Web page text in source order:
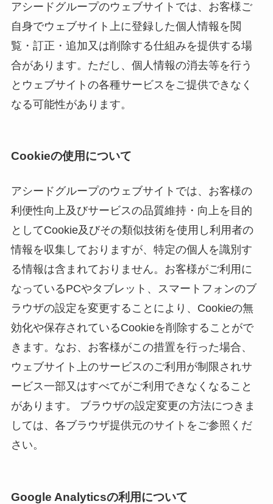
アシードグループのウェブサイトでは、お客様ご
自身でウェブサイト上に登録した個人情報を閲
覧・訂正・追加又は削除する仕組みを提供する場
合があります。ただし、個人情報の消去等を行う
とウェブサイトの各種サービスをご提供できなく
なる可能性があります。
Cookieの使用について
アシードグループのウェブサイトでは、お客様の
利便性向上及びサービスの品質維持・向上を目的
としてCookie及びその類似技術を使用し利用者の
情報を収集しておりますが、特定の個人を識別す
る情報は含まれておりません。お客様がご利用に
なっているPCやタブレット、スマートフォンのブ
ラウザの設定を変更することにより、Cookieの無
効化や保存されているCookieを削除することがで
きます。なお、お客様がこの措置を行った場合、
ウェブサイト上のサービスのご利用が制限されサ
ービス一部又はすべてがご利用できなくなること
があります。 ブラウザの設定変更の方法につきま
しては、各ブラウザ提供元のサイトをご参照くだ
さい。
Google Analyticsの利用について